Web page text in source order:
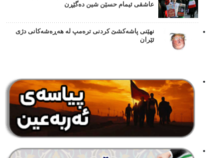
عاشقی ئیمام حسێن شین دەگێڕن
نهێنی پاشەکشێ کردنی ترەمپ لە هەڕەشەکانی دژی
ئێران